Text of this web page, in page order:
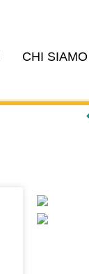
CHI SIAMO